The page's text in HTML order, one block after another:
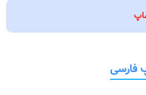
فارسی